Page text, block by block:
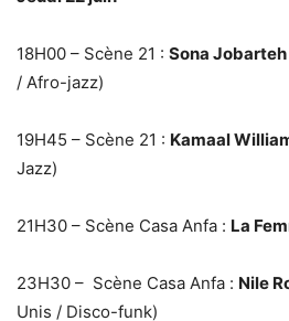
18H00 – Scène 21 : Sona Jobarteh
/ Afro-jazz)
19H45 – Scène 21 : Kamaal
Jazz)
21H30 – Scène Casa Anfa : La
23H30 – Scène Casa Anfa : Nile
Unis / Disco-funk)